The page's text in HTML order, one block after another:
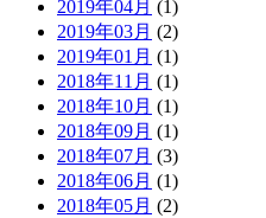
2019年04月 (1)
2019年03月 (2)
2019年01月 (1)
2018年11月 (1)
2018年10月 (1)
2018年09月 (1)
2018年07月 (3)
2018年06月 (1)
2018年05月 (2)